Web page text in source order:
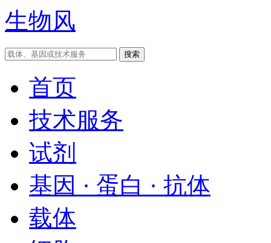
生物风
首页
技术服务
试剂
基因 · 蛋白 · 抗体
载体